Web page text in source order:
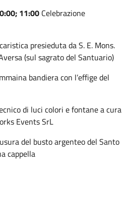
11:00 Celebrazione
presieduta da S. E. Mons.
(sul sagrato del Santuario)
bandiera con l’effige del
di luci colori e fontane a cura
Events SrL
del busto argenteo del Santo
cappella